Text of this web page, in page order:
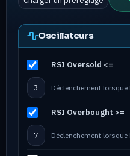
Oscillateurs
RSI Oversold <=
Déclenchement
RSI Overbought >=
Déclenchement